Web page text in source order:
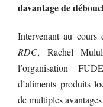
davantage de
Intervenant au cours
RDC, Rachel
l’organisation
d’aliments produits
de multiples